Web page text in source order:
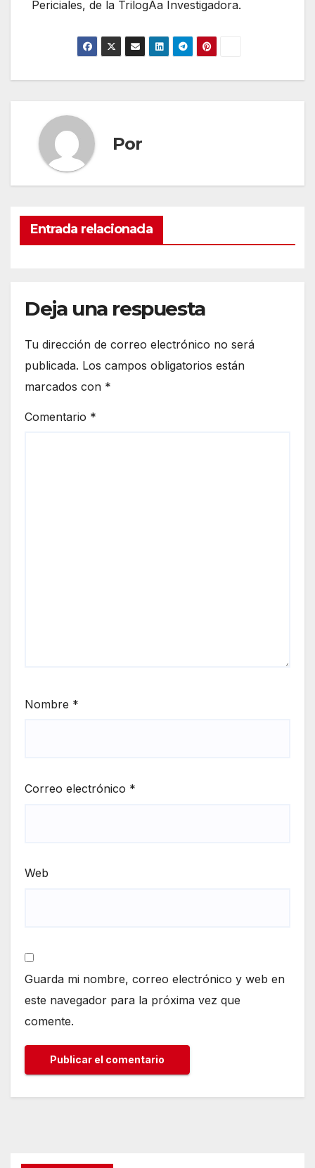
Periciales, de la TrilogÃa Investigadora.
Por
Entrada relacionada
Deja una respuesta
Tu dirección de correo electrónico no será
publicada. Los campos obligatorios están
marcados con *
Comentario *
Nombre *
Correo electrónico *
Web
Guarda mi nombre, correo electrónico y web en
este navegador para la próxima vez que
comente.